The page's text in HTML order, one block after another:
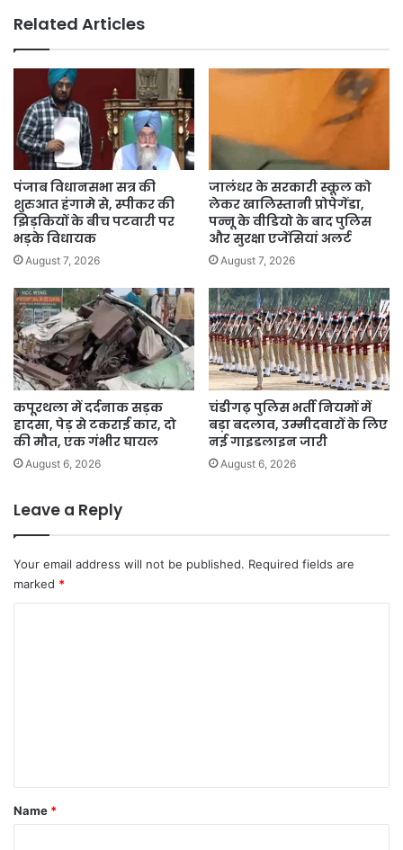
कैसे
बने
हरियाणा
मुखिया
Related Articles
पंजाब विधानसभा सत्र की
शुरुआत हंगामे से, स्पीकर की
झिड़कियों के बीच पटवारी पर
भड़के विधायक
August 7, 2026
जालंधर के सरकारी स्कूल को
लेकर खालिस्तानी प्रोपेगेंडा,
पन्नू के वीडियो के बाद पुलिस
और सुरक्षा एजेंसियां अलर्ट
August 7, 2026
कपूरथला में दर्दनाक सड़क
हादसा, पेड़ से टकराई कार, दो
की मौत, एक गंभीर घायल
August 6, 2026
चंडीगढ़ पुलिस भर्ती नियमों में
बड़ा बदलाव, उम्मीदवारों के लिए
नई गाइडलाइन जारी
August 6, 2026
Leave a Reply
Your email address will not be published. Required fields are
marked *
*
Name *